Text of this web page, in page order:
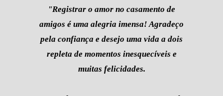
"Registrar o amor no casamento de
amigos é uma alegria imensa! Agradeço
pela confiança e desejo uma vida a dois
repleta de momentos inesquecíveis e
muitas felicidades.